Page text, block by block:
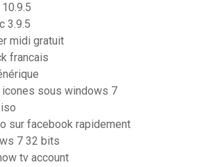
3.9.5
midi gratuit
francais
sous windows 7
sur facebook rapidement
7 32 bits
tv account